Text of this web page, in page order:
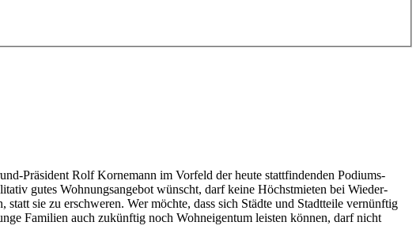
Präsident Rolf Kornemann im Vorfeld der heute statt­findenden Podiums­
gutes Wohnungs­angebot wünscht, darf keine Höchst­mieten bei Wieder­
sie zu erschweren. Wer möchte, dass sich Städte und Stadt­teile vernünftig
Familien auch zukünftig noch Wohn­eigentum leisten können, darf nicht